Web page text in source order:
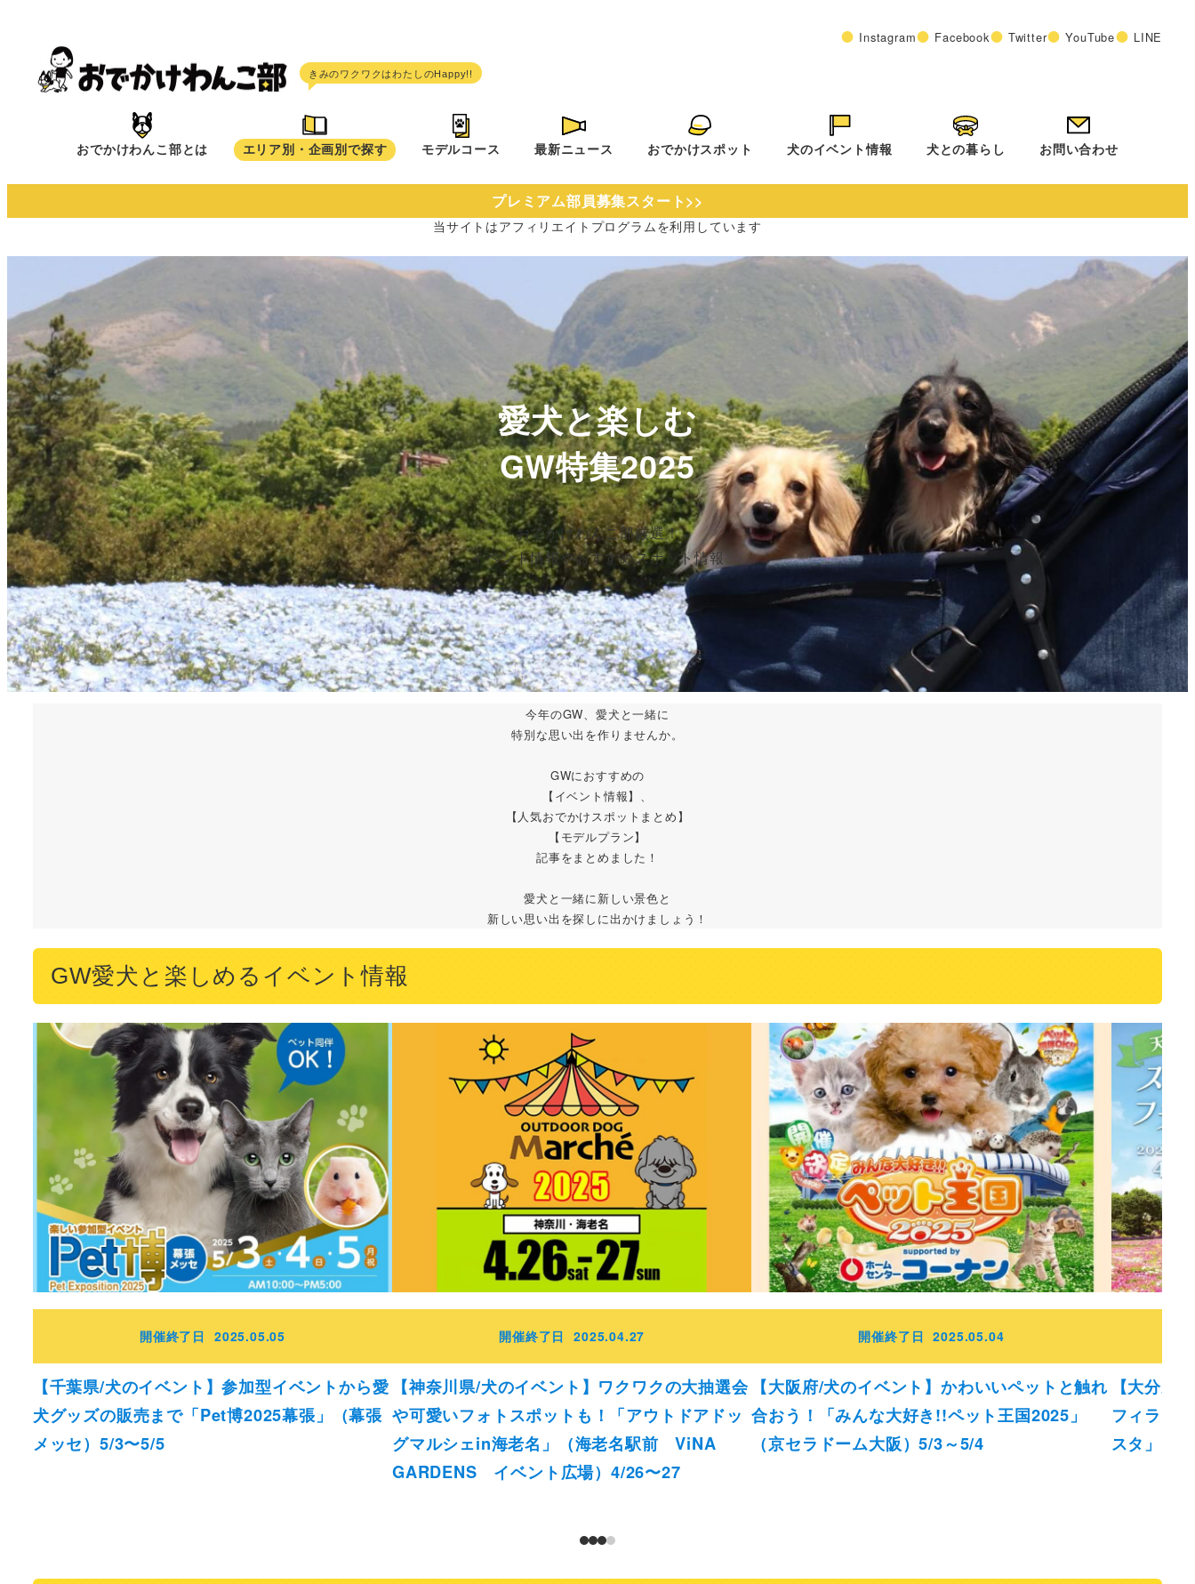
へ
Instagram Facebook Twitter YouTube LINE
おでかけわんこ部とは エリア別・企画別で探す モデルコース 最新ニュース おでかけスポット 犬のイベント情報 犬との暮らし お問い合わせ
プレミアム部員募集スタート>>
当サイトはアフィリエイトプログラムを利用しています
愛犬と楽しむ
GW特集2025
おでかけわんこ部厳選！
イベント情報やおすすめスポット情報
今年のGW、愛犬と一緒に
特別な思い出を作りませんか。
GWにおすすめの
【イベント情報】、
【人気おでかけスポットまとめ】
【モデルプラン】
記事をまとめました！
愛犬と一緒に新しい景色と
新しい思い出を探しに出かけましょう！
GW愛犬と楽しめるイベント情報
開催終了日 2025.05.05
【千葉県/犬のイベント】参加型イベントから愛
犬グッズの販売まで「Pet博2025幕張」（幕張
メッセ）5/3〜5/5
開催終了日 2025.04.27
【神奈川県/犬のイベント】ワクワクの大抽選会
や可愛いフォトスポットも！「アウトドアドッ
グマルシェin海老名」（海老名駅前 ViNA
GARDENS イベント広場）4/26〜27
開催終了日 2025.05.04
【大阪府/犬のイベント】かわいいペットと触れ
合おう！「みんな大好き!!ペット王国2025」
（京セラドーム大阪）5/3～5/4
【大分県
フィラま
スタ」（